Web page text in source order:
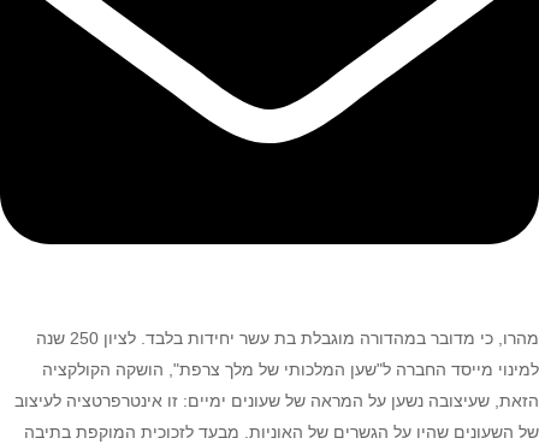
מהרו, כי מדובר במהדורה מוגבלת בת עשר יחידות בלבד. לציון 250 שנה
למינוי מייסד החברה ל"שען המלכותי של מלך צרפת", הושקה הקולקציה
הזאת, שעיצובה נשען על המראה של שעונים ימיים: זו אינטרפרטציה לעיצוב
של השעונים שהיו על הגשרים של האוניות. מבעד לזכוכית המוקפת בתיבה